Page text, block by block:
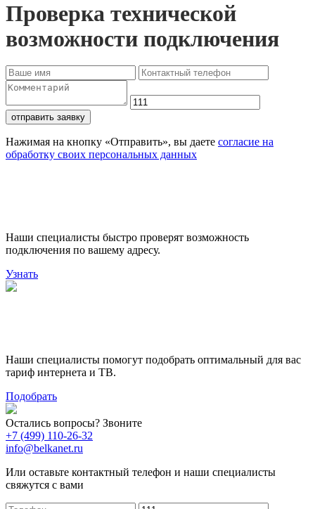
Проверка технической
возможности подключения
отправить заявку
Нажимая на кнопку «Отправить», вы даете согласие на
обработку своих персональных данных
Наши специалисты быстро проверят возможность
подключения по вашему адресу.
Узнать
Наши специалисты помогут подобрать оптимальный для вас
тариф интернета и ТВ.
Подобрать
Остались вопросы? Звоните
+7 (499) 110-26-32
info@belkanet.ru
Или оставьте контактный телефон и наши специалисты
свяжутся с вами